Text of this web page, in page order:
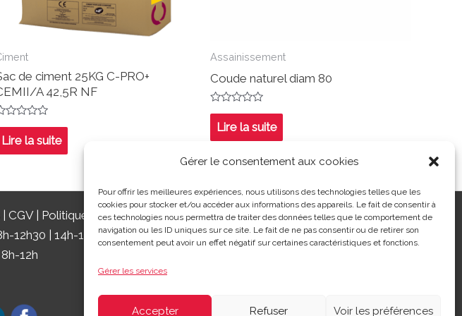
Gérer le consentement aux cookies
Pour offrir les meilleures expériences, nous utilisons des technologies telles que les
cookies pour stocker et/ou accéder aux informations des appareils. Le fait de consentir à
ces technologies nous permettra de traiter des données telles que le comportement de
navigation ou les ID uniques sur ce site. Le fait de ne pas consentir ou de retirer son
consentement peut avoir un effet négatif sur certaines caractéristiques et fonctions.
Gérer les services
Accepter Refuser Voir les préférences
de ciment 25KG C-PRO+
A 42,5R NF
sur
Lire la suite
Assainissement
Coude naturel diam 80
Note
sur
5
Lire la suite
| CGV| Politique de confidentialité |Contact| 03 21 48 40 08
12h30 | 14h-18h
12h